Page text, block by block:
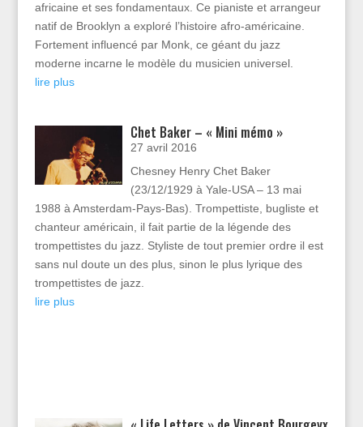
africaine et ses fondamentaux. Ce pianiste et arrangeur
natif de Brooklyn a exploré l’histoire afro-américaine.
Fortement influencé par Monk, ce géant du jazz
moderne incarne le modèle du musicien universel.
lire plus
Chet Baker – « Mini mémo »
27 avril 2016
Chesney Henry Chet Baker
(23/12/1929 à Yale-USA – 13 mai
1988 à Amsterdam-Pays-Bas). Trompettiste, bugliste et
chanteur américain, il fait partie de la légende des
trompettistes du jazz. Styliste de tout premier ordre il est
sans nul doute un des plus, sinon le plus lyrique des
trompettistes de jazz.
lire plus